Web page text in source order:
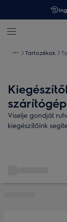
Tartozékok
Viselje gondját
kiegészítőink